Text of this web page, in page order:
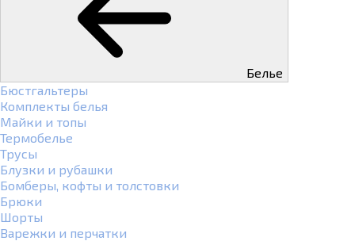
Белье
Бюстгальтеры
Комплекты белья
Майки и топы
Термобелье
Трусы
Блузки и рубашки
Бомберы, кофты и толстовки
Брюки
Шорты
Варежки и перчатки